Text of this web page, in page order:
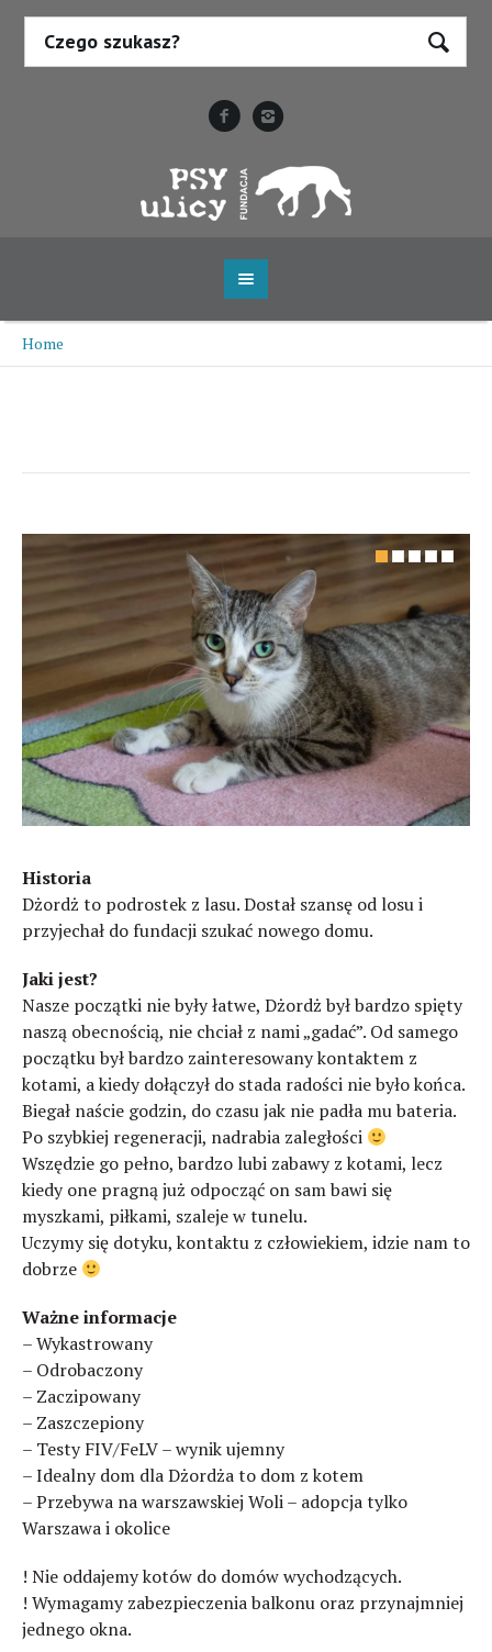
Home
Historia
Dżordż to podrostek z lasu. Dostał szansę od losu i
przyjechał do fundacji szukać nowego domu.
Jaki jest?
Nasze początki nie były łatwe, Dżordż był bardzo spięty
naszą obecnością, nie chciał z nami „gadać”. Od samego
początku był bardzo zainteresowany kontaktem z
kotami, a kiedy dołączył do stada radości nie było końca.
Biegał naście godzin, do czasu jak nie padła mu bateria.
Po szybkiej regeneracji, nadrabia zaległości
Wszędzie go pełno, bardzo lubi zabawy z kotami, lecz
kiedy one pragną już odpocząć on sam bawi się
myszkami, piłkami, szaleje w tunelu.
Uczymy się dotyku, kontaktu z człowiekiem, idzie nam to
dobrze
Ważne informacje
– Wykastrowany
– Odrobaczony
– Zaczipowany
– Zaszczepiony
– Testy FIV/FeLV – wynik ujemny
– Idealny dom dla Dżordża to dom z kotem
– Przebywa na warszawskiej Woli – adopcja tylko
Warszawa i okolice
! Nie oddajemy kotów do domów wychodzących.
! Wymagamy zabezpieczenia balkonu oraz przynajmniej
jednego okna.